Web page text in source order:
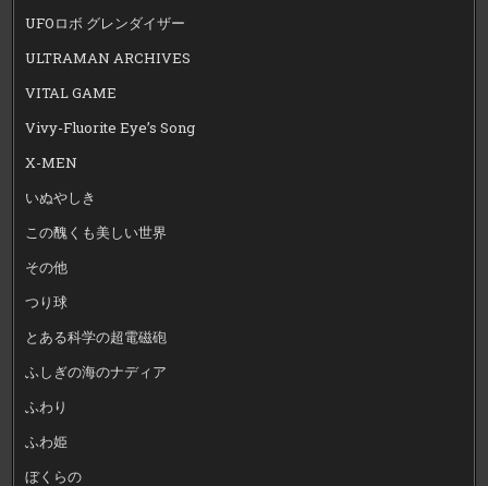
UFOロボ グレンダイザー
ULTRAMAN ARCHIVES
VITAL GAME
Vivy-Fluorite Eye’s Song
X-MEN
いぬやしき
この醜くも美しい世界
その他
つり球
とある科学の超電磁砲
ふしぎの海のナディア
ふわり
ふわ姫
ぼくらの